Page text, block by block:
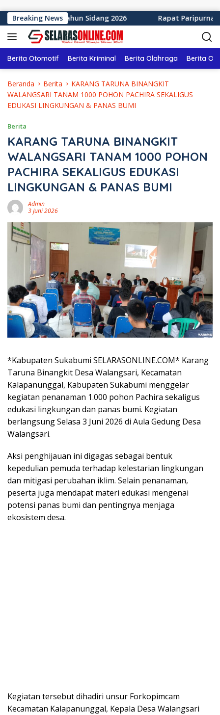
Breaking News
Tahun Sidang 2026 Rapat Paripurna ke-12
Berita Otomotif Berita Kriminal Berita Olahraga Berita
Beranda Berita
KARANG TARUNA BINANGKIT
WALANGSARI TANAM 1000 POHON PACHIRA SEKALIGUS
EDUKASI LINGKUNGAN & PANAS BUMI
Berita
KARANG TARUNA BINANGKIT
WALANGSARI TANAM 1000 POHON
PACHIRA SEKALIGUS EDUKASI
LINGKUNGAN & PANAS BUMI
Admin
3 Juni 2026
*Kabupaten Sukabumi SELARASONLINE.COM* Karang
Taruna Binangkit Desa Walangsari, Kecamatan
Kalapanunggal, Kabupaten Sukabumi menggelar
kegiatan penanaman 1.000 pohon Pachira sekaligus
edukasi lingkungan dan panas bumi. Kegiatan
berlangsung Selasa 3 Juni 2026 di Aula Gedung Desa
Walangsari.
Aksi penghijauan ini digagas sebagai bentuk
kepedulian pemuda terhadap kelestarian lingkungan
dan mitigasi perubahan iklim. Selain penanaman,
peserta juga mendapat materi edukasi mengenai
potensi panas bumi dan pentingnya menjaga
ekosistem desa.
Kegiatan tersebut dihadiri unsur Forkopimcam
Kecamatan Kalapanunggal, Kepala Desa Walangsari